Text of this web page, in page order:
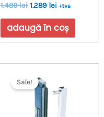
Evaluat
0
din
1.489lei 1.289 lei +tva
adaugă în coș
Sale!